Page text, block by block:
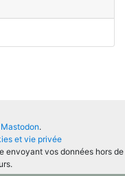
Mastodon.
et vie privée
envoyant vos données hors de